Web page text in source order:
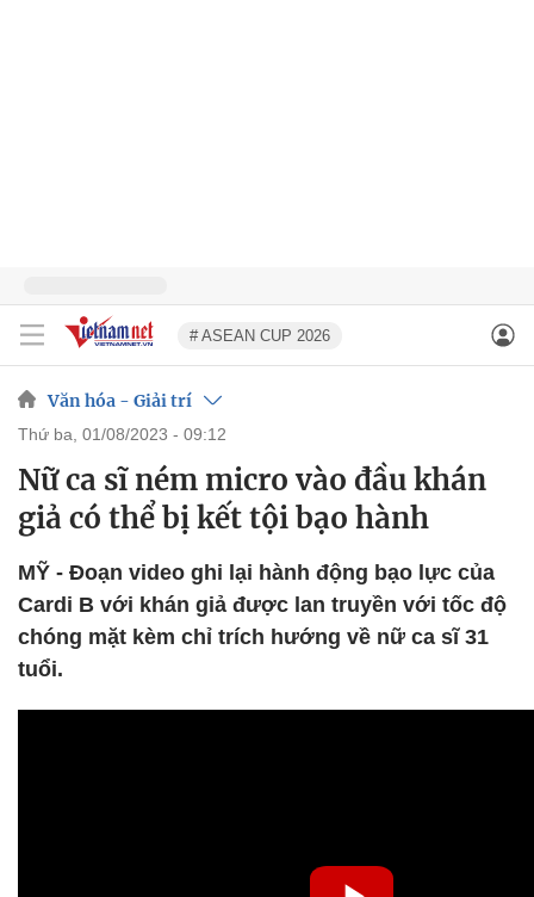
# ASEAN CUP 2026
Văn hóa - Giải trí
thứ ba, 01/08/2023 - 09:12
Nữ ca sĩ ném micro vào đầu khán
giả có thể bị kết tội bạo hành
MỸ - Đoạn video ghi lại hành động bạo lực của
Cardi B với khán giả được lan truyền với tốc độ
chóng mặt kèm chỉ trích hướng về nữ ca sĩ 31
tuổi.